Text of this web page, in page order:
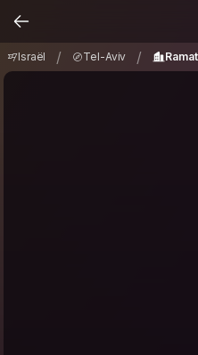
Israël / Tel-Aviv /